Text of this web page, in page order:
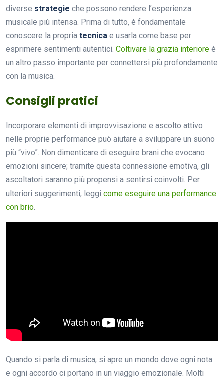
diverse strategie che possono rendere l’esperienza
musicale più intensa. Prima di tutto, è fondamentale
conoscere la propria tecnica e usarla come base per
esprimere sentimenti autentici. Coltivare la grazia interiore è
un altro passo importante per connettersi più profondamente
con la musica.
Consigli pratici
Incorporare elementi di improvvisazione e ascolto attivo
nelle proprie performance può aiutare a sviluppare un suono
più “vivo”. Non dimenticare di eseguire brani che evocano
emozioni sincere; tramite questa connessione emotiva, gli
ascoltatori saranno più propensi a sentirsi coinvolti. Per
ulteriori suggerimenti, leggi come eseguire una performance
con brio.
Quando si parla di musica, si apre un mondo dove ogni nota
e ogni accordo ci portano in un viaggio emozionale. Molti